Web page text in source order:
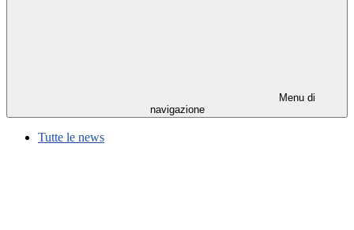
Menu di
navigazione
Tutte le news